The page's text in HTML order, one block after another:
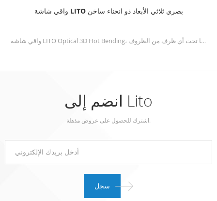
واقي شاشة LITO بصري ثلاثي الأبعاد ذو انحناء ساخن
واقي شاشة LITO Optical 3D Hot Bending، الحل الأمثل لحماية هواتفك الذكية ذات الشاشة المنحنية. تم تصميم واقي الشاشة هذا باستخدام أحدث التقنيات والمواد المتميزة، لتوفير ملاءمة سلسة وآمنة، مما يضمن بقاء جهازك محميًا تحت أي ظرف من الظروف.
انضم إلى Lito
اشترك للحصول على عروض مذهلة.